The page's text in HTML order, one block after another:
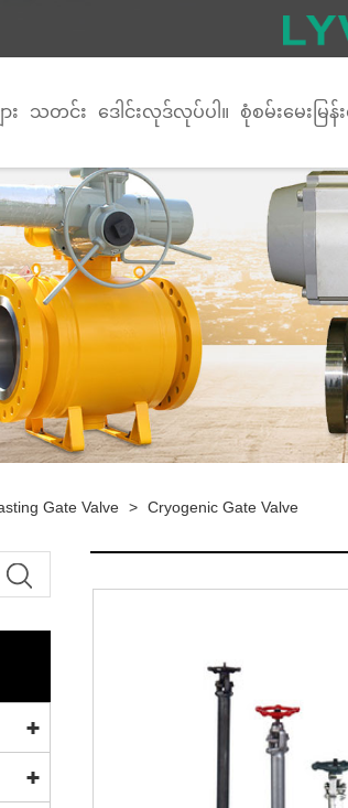
း သတင်း ဒေါင်းလုဒ်လုပ်ပါ။ စုံစမ်းမေးမြန်
Gate Valve > Cryogenic Gate Valve